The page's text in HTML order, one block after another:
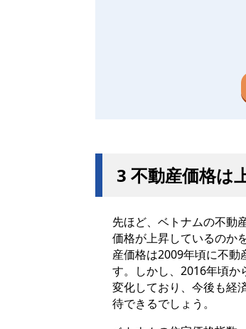
3 不動産価格は
先ほど、ベトナムの不動
価格が上昇しているのか
産価格は2009年頃に不動
す。しかし、2016年頃か
変化しており、今後も経
待できるでしょう。